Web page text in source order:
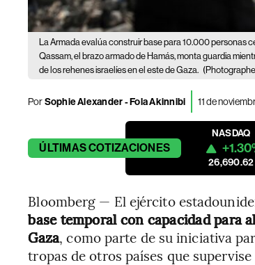
La Armada evalúa construir base para 10.000 personas
Qassam, el brazo armado de Hamás, monta guardia
de los rehenes israelíes en el este de Gaza.
PorSophie Alexander - Fola Akinnibi 11 de
ÚLTIMASCOTIZACIONES
NASDAQ
26,690.62
Bloomberg — El ejército
base temporal con capacidad para
Gaza, como parte de su iniciativa
tropas de otros países que